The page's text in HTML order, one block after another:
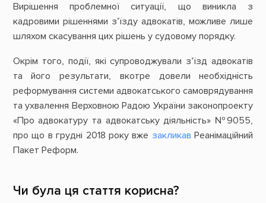
Вирішення проблемної ситуації, що виникла з
кадровими рішеннями з’їзду адвокатів, можливе лише
шляхом скасування цих рішень у судовому порядку.
Окрім того, події, які супроводжували з’їзд адвокатів
та його результати, вкотре довели необхідність
реформування системи адвокатського самоврядування
та ухвалення Верховною Радою України законопроекту
«Про адвокатуру та адвокатську діяльність» №9055,
про що в грудні 2018 року вже закликав Реанімаційний
Пакет Реформ.
Чи була ця стаття корисна?